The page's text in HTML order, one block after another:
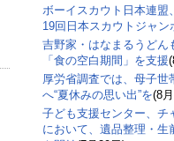
ボーイスカウト日本連盟
19回日本スカウトジャン
吉野家・はなまるうどん
「食の空白期間」を支援
厚労省調査では、母子世
へ“夏休みの思い出”を(8
子ども支援センター、チ
において、遺品整理・生